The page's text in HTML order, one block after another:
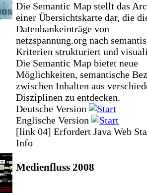
Die Semantic Map stellt das
einer Übersichtskarte dar, die
Datenbankeinträge von
netzspannung.org nach
Kriterien strukturiert und
Die Semantic Map bietet neue
Möglichkeiten, semantische
zwischen Inhalten aus
Disziplinen zu entdecken.
Deutsche Version
Englische Version
[link 04] Erfordert Java Web
Info
Medienfluss 2008